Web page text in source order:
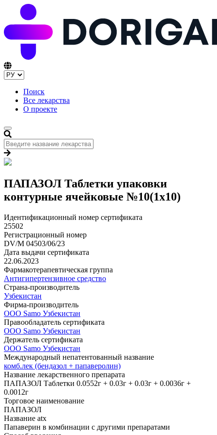
Поиск
Все лекарства
О проекте
ПАПАЗОЛ Таблетки упаковки
контурные ячейковые №10(1x10)
Идентификационный номер сертификата
25502
Регистрационный номер
DV/M 04503/06/23
Дата выдачи сертификата
22.06.2023
Фармакотерапевтическая группа
Антигипертензивное средство
Страна-производитель
Узбекистан
Фирма-производитель
ООО Samo Узбекистан
Правообладатель сертификата
ООО Samo Узбекистан
Держатель сертификата
ООО Samo Узбекистан
Международный непатентованный название
комб.лек (бендазол + папаверолин)
Название лекарственного препарата
ПАПАЗОЛ Таблетки 0.0552г + 0.03г + 0.03г + 0.0036г +
0.0012г
Торговое наименование
ПАПАЗОЛ
Название atx
Папаверин в комбинации с другими препаратами